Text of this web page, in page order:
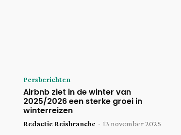
Persberichten
Airbnb ziet in de winter van
2025/2026 een sterke groei in
winterreizen
Redactie Reisbranche - 13 november 2025